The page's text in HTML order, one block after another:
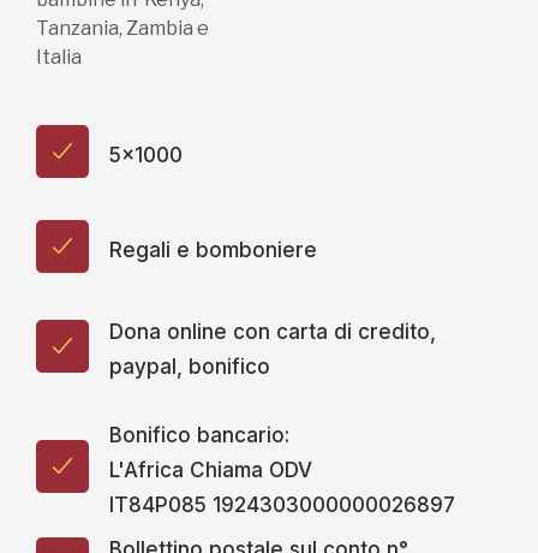
Tanzania, Zambia e
Italia
5x1000
Regali e bomboniere
Dona online con carta di credito,
paypal, bonifico
Bonifico bancario:
L'Africa Chiama ODV
IT84P085 1924303000000026897